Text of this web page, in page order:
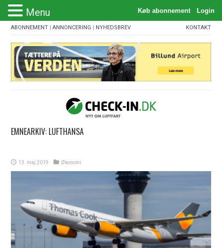
ABONNEMENT |ANNONCERING | NYHEDSBREV KONTAKT
EMNEARKIV: LUFTHANSA
13. maj 2019 Økonomi
Menu